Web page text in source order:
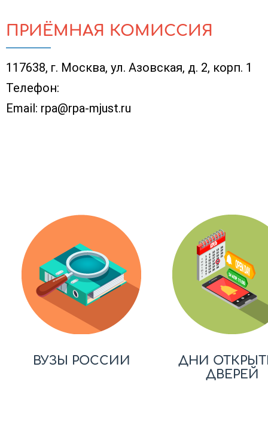
ПРИЁМНАЯ КОМИССИЯ
117638, г. Москва, ул. Азовская, д. 2, корп. 1
Телефон:
Email: rpa@rpa-mjust.ru
ВУЗЫ РОССИИ
ДНИ
ДВЕРЕЙ